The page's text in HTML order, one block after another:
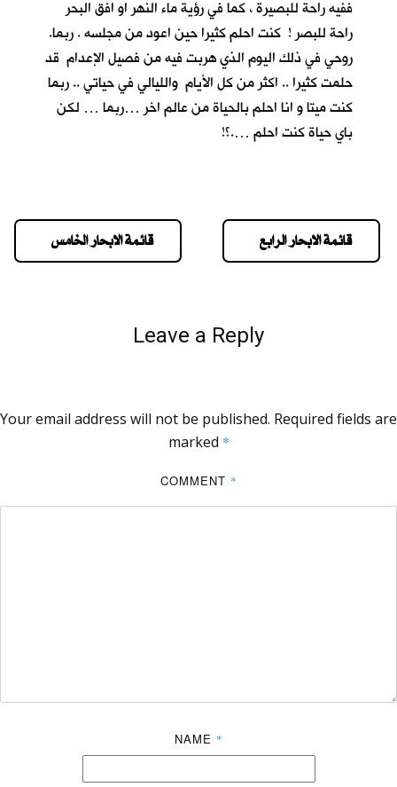
ففيه راحة للبصيرة ، كما في رؤية ماء النهر او افق البحر
راحة للبصر ! كنت احلم كثيرا حين اعود من مجلسه . ربما.
روحي في ذلك اليوم الذي هربت فيه من فصيل الإعدام قد
حلمت كثيرا .. اكثر من كل الأيام والليالي في حياتي .. ربما
كنت ميتا و انا احلم بالحياة من عالم اخر …ربما … لكن
باي حياة كنت احلم ….؟!
قائمة الابحار الخامس قائمة الابحار الرابع
Leave a Reply
Your email address will not be published. Required fields are
marked *
COMMENT *
NAME *